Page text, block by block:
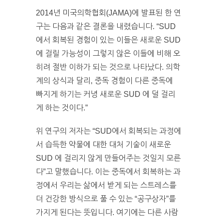
2014년 미국의학협회(JAMA)에 발표된 한 연
구는 다음과 같은 결론을 내렸습니다. “SUD
에서 회복된 경험이 있는 이들은 새로운 SUD
에 걸릴 가능성이 그렇지 않은 이들에 비해 오
히려 절반 이하가 되는 것으로 나타났다. 의학
계의 상식과 달리, 중독 경험이 다른 중독에
빠지게 하기는 커녕 새로운 SUD 에 덜 걸리
게 하는 것이다.”
위 연구의 저자는 “SUD에서 회복되는 과정에
서 습득한 약물에 대한 대처 기술이 새로운
SUD 에 걸리지 않게 만들어주는 것일지 모른
다”고 말했습니다. 이는 중독에서 회복하는 과
정에서 우리는 삶에서 받게 되는 스트레스를
더 건강한 방식으로 풀 수 있는 “공구상자”를
가지게 된다는 뜻입니다. 여기에는 다른 사람